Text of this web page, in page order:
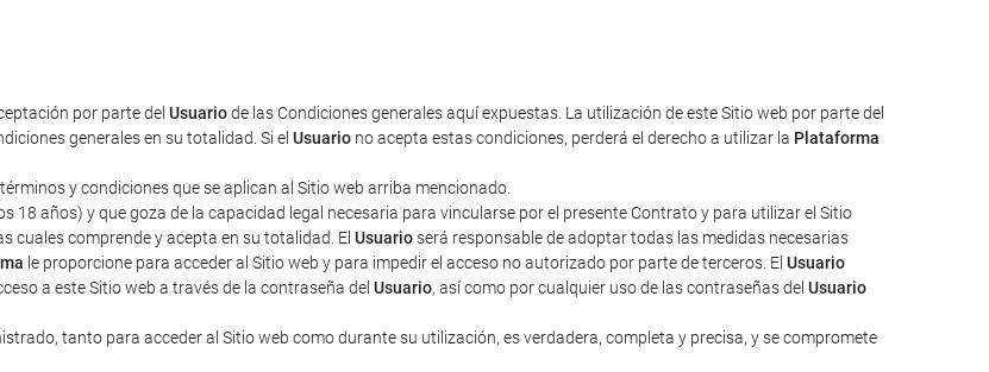
por parte del Usuariode las Condiciones generales aquí expuestas. La utilización de este Sitio web por parte del
generales en su totalidad. Si el Usuario no acepta estas condiciones, perderá el derecho a utilizar la Plataforma
y condiciones que se aplican al Sitio web arriba mencionado.
18 años) y que goza de la capacidad legal necesaria para vincularse por el presente Contrato y para utilizar el Sitio
cuales comprende y acepta en su totalidad. El Usuarioserá responsable de adoptar todas las medidas necesarias
le proporcione para acceder al Sitio web y para impedir el acceso no autorizado por parte de terceros. El Usuario
a este Sitio web a través de la contraseña del Usuario, así como por cualquier uso de las contraseñas del Usuario
tanto para acceder al Sitio web como durante su utilización, es verdadera, completa y precisa, y se compromete